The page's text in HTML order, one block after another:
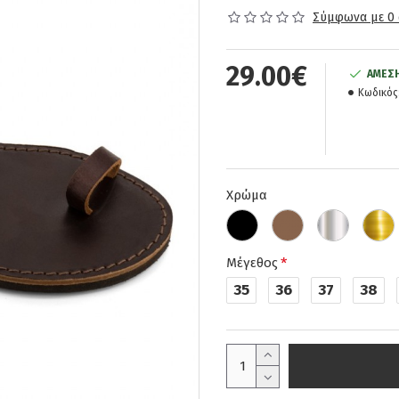
Σύμφωνα με 0
29.00€
Χρώμα
Μέγεθος
35 36 37 38